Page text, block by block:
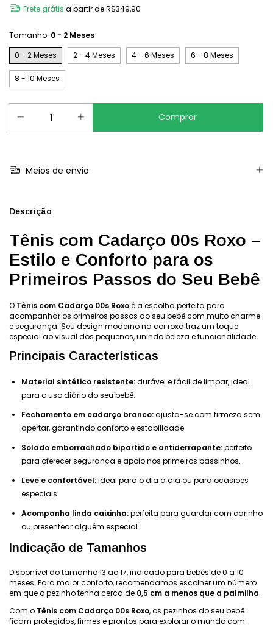
Frete grátis a partir deR$349,90
Tamanho: 0 - 2 Meses
0 - 2 Meses
2 - 4 Meses 4 - 6 Meses 6 - 8 Meses
8 - 10 Meses
Meios de envio
Descrição
Tênis com Cadarço 00s Roxo –
Estilo e Conforto para os
Primeiros Passos do Seu Bebê
O Tênis com Cadarço 00s Roxoé a escolha perfeita para
acompanhar os primeiros passos do seu bebê com muito charme
e segurança. Seu design moderno na cor roxa traz um toque
especial ao visual dos pequenos, unindo beleza e funcionalidade.
Principais Características
Material sintético resistente:durável e fácil de limpar, ideal
para o uso diário do seu bebê.
Fechamento em cadarço branco:ajusta-se com firmeza sem
apertar, garantindo conforto e estabilidade.
Solado emborrachado bipartido e antiderrapante:perfeito
para oferecer segurança e apoio nos primeiros passinhos.
Leve e confortável:ideal para o dia a dia ou para ocasiões
especiais.
Acompanha linda caixinha:perfeita para guardar com carinho
ou presentear alguém especial.
Indicação de Tamanhos
Disponível do tamanho 13 ao 17, indicado para bebês de 0 a 10
meses. Para maior conforto, recomendamos escolher um número
em que o pezinho tenha cerca de 0,5 cm a menos que a palmilha.
Com o Tênis com Cadarço 00s Roxo, os pezinhos do seu bebê
ficam protegidos, firmes e prontos para explorar o mundo com